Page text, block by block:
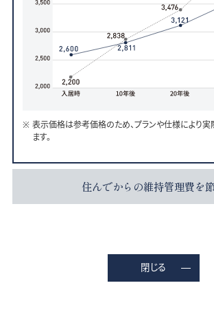
表示価格は参考価格のため、プランや仕様により
ます。
住んでからの維持管理費を
閉じる